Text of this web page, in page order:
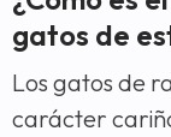
gatos de
Los gatos de
carácter